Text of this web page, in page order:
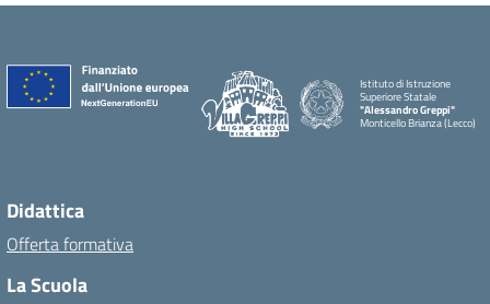
Istituto di Istruzione
Superiore Statale
"Alessandro Greppi"
Monticello Brianza (Lecco)
Didattica
Offerta formativa
La Scuola